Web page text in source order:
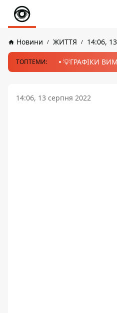
Новини ЖИТТЯ 14:06,
ТОПТЕМИ: 💡ГРАФІКИ
14:06, 13 серпня 2022